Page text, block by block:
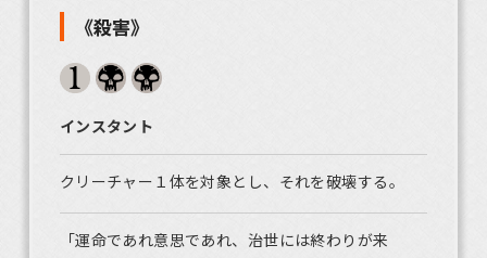
《殺害》
インスタント
クリーチャー１体を対象とし、それを破壊する。
「運命であれ意思であれ、治世には終わりが来